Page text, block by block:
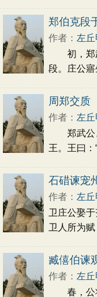
郑伯克段
作者： 左丘
初，郑武
段。庄公寤
周郑交质
作者： 左丘
郑武公、
王。王曰：
石碏谏宠
作者： 左丘
卫庄公娶
卫人所为赋
臧僖伯谏
作者： 左丘
春，公将